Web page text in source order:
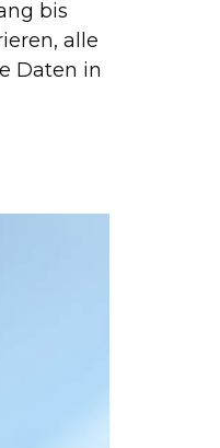
bis
alle
Daten in